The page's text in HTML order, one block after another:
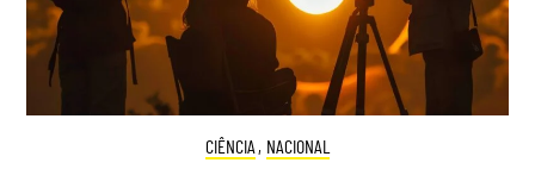
CIÊNCIA , NACIONAL